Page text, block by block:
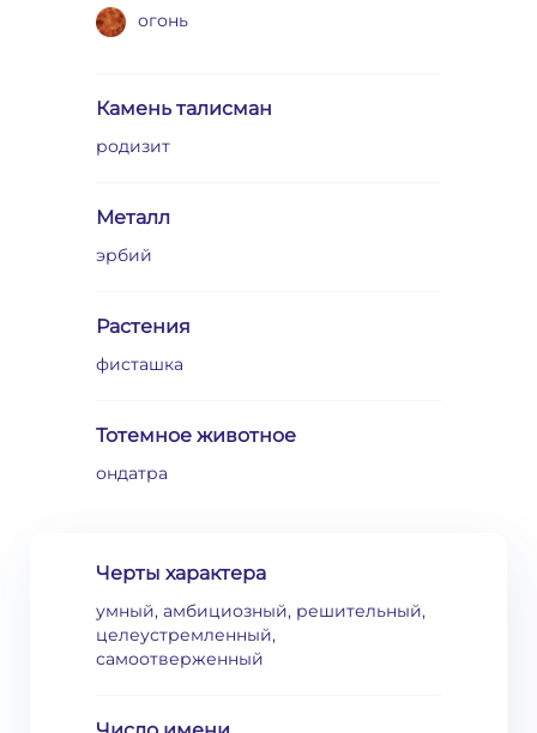
огонь
Камень талисман
родизит
Металл
эрбий
Растения
фисташка
Тотемное животное
ондатра
Черты характера
умный, амбициозный, решительный,
целеустремленный,
самоотверженный